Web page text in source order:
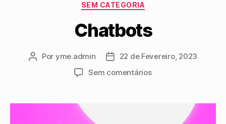
SEM CATEGORIA
Chatbots
Por yme.admin
22 de Fevereiro, 2023
Sem comentários